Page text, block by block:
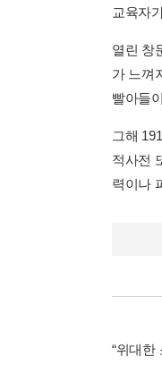
교육자
열린 창
가 느껴
빨아들
그해
적사전
력이나
“위대한